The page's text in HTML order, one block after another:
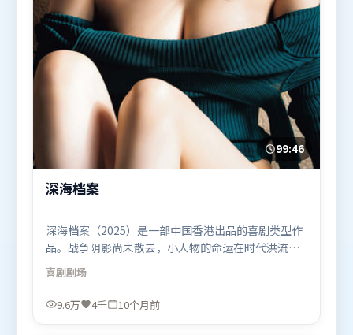
99:46
深海档案
深海档案（2025）是一部中国香港出品的喜剧类型作
品。战争阴影尚未散去，小人物的命运在时代洪流里
被轻轻托起又放下。动作场面设计讲究空间与节奏，
文戏部分同样扎实耐嚼。由林超贤执导，李政宰、刘
亦菲、阿米尔·汗，汤姆·哈迪等联袂出演。影片于
喜剧剧场
9.6万 4千 10个月前